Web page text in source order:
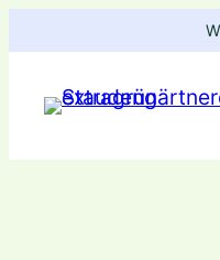
Inhalt
springen